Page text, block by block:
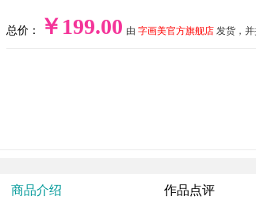
总价： ￥199.00 由 字画美官方旗舰店 发货，并
商品介绍 作品点评